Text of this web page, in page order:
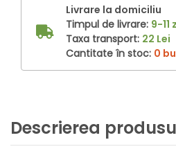
Livrare la domiciliu
Timpul de livrare: 9-
Taxa transport: 22 Lei
Cantitate în stoc: 0
Descrierea